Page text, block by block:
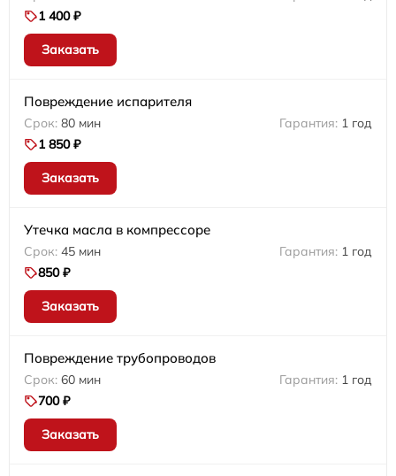
1 400 ₽
Заказать
Повреждение испарителя
80 мин
1 год
1 850 ₽
Заказать
Утечка масла в компрессоре
45 мин
1 год
850 ₽
Заказать
Повреждение трубопроводов
60 мин
1 год
700 ₽
Заказать